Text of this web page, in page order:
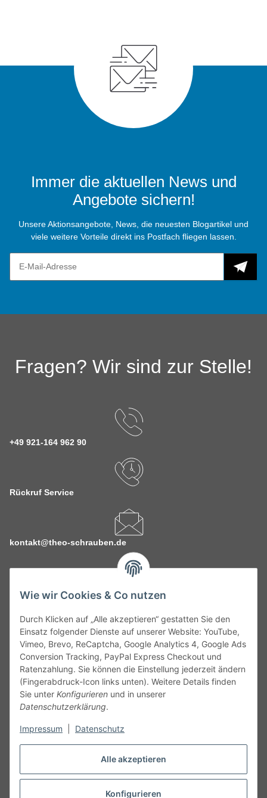
Alle akzeptieren
Konfigurieren
Wie wir Cookies & Co nutzen
Durch Klicken auf „Alle akzeptieren“ gestatten Sie den
Einsatz folgender Dienste auf unserer Website: YouTube,
Vimeo, Brevo, ReCaptcha, Google Analytics 4, Google Ads
Conversion Tracking, PayPal Express Checkout und
Ratenzahlung. Sie können die Einstellung jederzeit ändern
(Fingerabdruck-Icon links unten). Weitere Details finden
Sie unter Konfigurieren und in unserer
Datenschutzerklärung.
Impressum Datenschutz
Immer die aktuellen News und
Angebote sichern!
Unsere Aktionsangebote, News, die neuesten Blogartikel und
viele weitere Vorteile direkt ins Postfach fliegen lassen.
Fragen? Wir sind zur Stelle!
+49 921-164 962 90
Rückruf Service
kontakt@theo-schrauben.de
Service
Gesetzliche Informationen
Alle technischen Angaben ohne Gewähr. Irrtümer und fehlerhafte
Angaben vorbehalten. Wenn Sie Datenblätter oder spezielle
unseren Kundenservice. Abbildungen der Artikel können
Vertrag widerrufen